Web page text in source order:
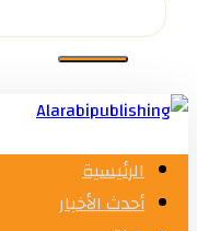
الرئيسية
أحدث الأخبار